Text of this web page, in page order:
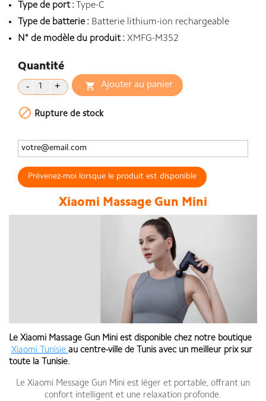
Type de port : Type-C
Type de batterie : Batterie lithium-ion rechargeable
N° de modèle du produit : XMFG-M352
Quantité
 Ajouter au panier
 Rupture de stock
Prévenez-moi lorsque le produit est disponible
Xiaomi Massage Gun Mini
Le Xiaomi Massage Gun Mini est disponible chez notre boutique
Xiaomi Tunisie au centre-ville de Tunis avec un meilleur prix sur
toute la Tunisie.
Le Xiaomi Message Gun Mini est léger et portable, offrant un
confort intelligent et une relaxation profonde.